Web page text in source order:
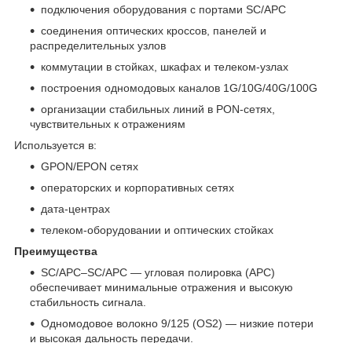
подключения оборудования с портами SC/APC
соединения оптических кроссов, панелей и
распределительных узлов
коммутации в стойках, шкафах и телеком‑узлах
построения одномодовых каналов 1G/10G/40G/100G
организации стабильных линий в PON‑сетях,
чувствительных к отражениям
Используется в:
GPON/EPON сетях
операторских и корпоративных сетях
дата‑центрах
телеком‑оборудовании и оптических стойках
Преимущества
SC/APC–SC/APC — угловая полировка (APC)
обеспечивает минимальные отражения и высокую
стабильность сигнала.
Одномодовое волокно 9/125 (OS2) — низкие потери
и высокая дальность передачи.